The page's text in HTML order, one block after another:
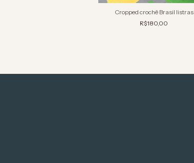
Cropped crochê Brasil listras
R$180,00